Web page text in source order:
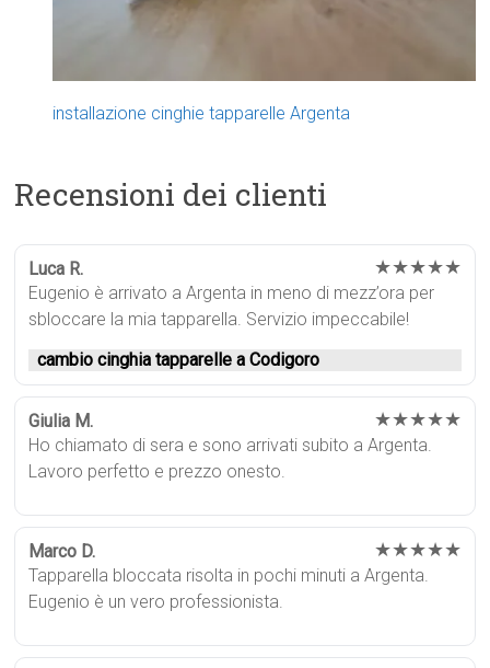
installazione cinghie tapparelle Argenta
Recensioni dei clienti
Luca R. ★★★★★
Eugenio è arrivato a Argenta in meno di mezz’ora per
sbloccare la mia tapparella. Servizio impeccabile!
cambio cinghia tapparelle a Codigoro
Giulia M. ★★★★★
Ho chiamato di sera e sono arrivati subito a Argenta.
Lavoro perfetto e prezzo onesto.
Marco D. ★★★★★
Tapparella bloccata risolta in pochi minuti a Argenta.
Eugenio è un vero professionista.